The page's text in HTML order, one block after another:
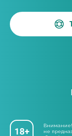
Внимание!
не